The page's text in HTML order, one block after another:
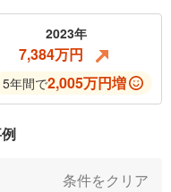
2023年
7,384万円
5年間で2,005万円増
条件をクリア